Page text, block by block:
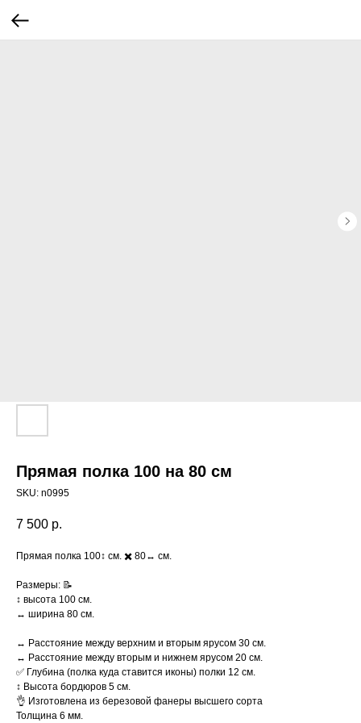
Прямая полка 100 на 80 см
SKU: n0995
7 500 р.
Прямая полка 100↕️ см. ✖️ 80↔️ см.
Размеры: 📝
↕️ высота 100 см.
↔️ ширина 80 см.
↔️ Расстояние между верхним и вторым ярусом 30 см.
↔️ Расстояние между вторым и нижнем ярусом 20 см.
✅ Глубина (полка куда ставится иконы) полки 12 см.
↕️ Высота бордюров 5 см.
👌 Изготовлена из березовой фанеры высшего сорта
Толщина 6 мм.